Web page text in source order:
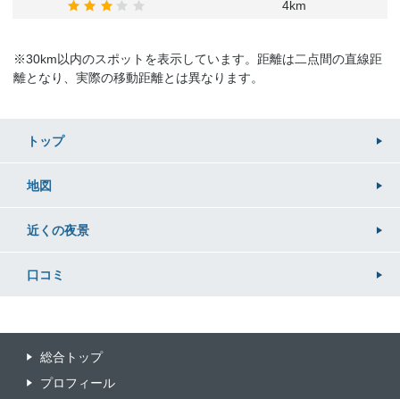
4km
※30km以内のスポットを表示しています。距離は二点間の直線距
離となり、実際の移動距離とは異なります。
トップ
地図
近くの夜景
口コミ
総合トップ
プロフィール